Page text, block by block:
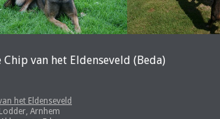
van het Eldenseveld (Beda)
het Eldenseveld
Arnhem